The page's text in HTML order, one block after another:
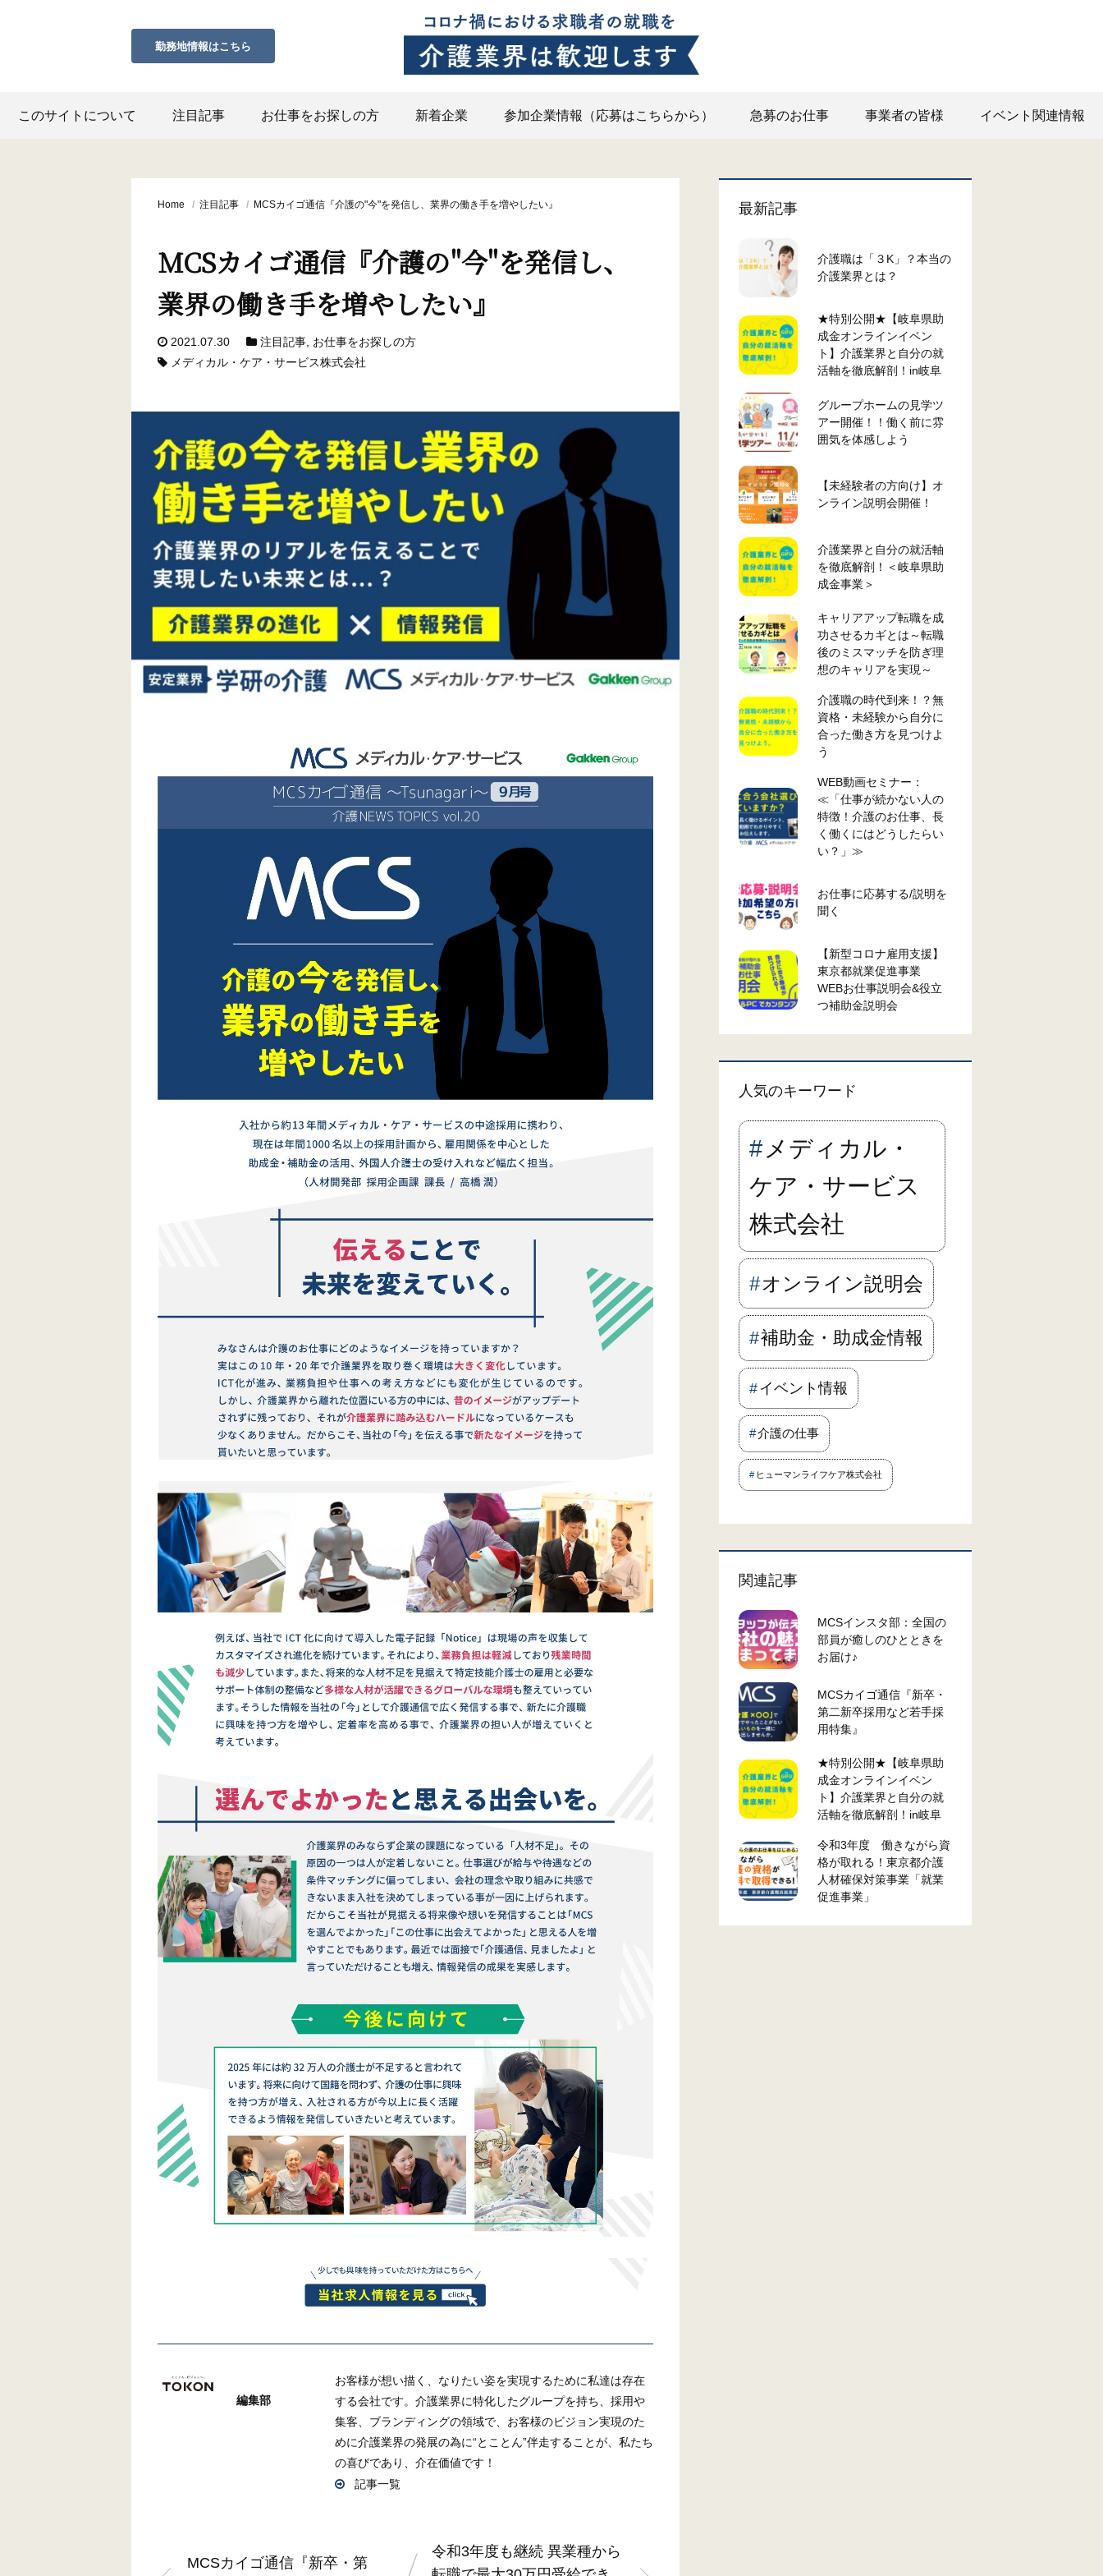
勤務地情報はこちら
このサイトについて 注目記事 お仕事をお探しの方 新着企業 参加企業情報（応募はこちらから） 急募のお仕事 事業者の皆様 イベント関連情報
Home / 注目記事 / MCSカイゴ通信『介護の"今"を発信し、業界の働き手を増やしたい』
MCSカイゴ通信『介護の"今"を発信し、
業界の働き手を増やしたい』
2021.07.30 注目記事 お仕事をお探しの方
メディカル・ケア・サービス株式会社
編集部
お客様が想い描く、なりたい姿を実現するために私達は存在
する会社です。介護業界に特化したグループを持ち、採用や
集客、ブランディングの領域で、お客様のビジョン実現のた
めに介護業界の発展の為に“とことん”伴走することが、私たち
の喜びであり、介在価値です！
記事一覧
MCSカイゴ通信『新卒・第
令和3年度も継続 異業種から
最新記事
介護職は「３K」？本当の
介護業界とは？
★特別公開★【岐阜県助
成金オンラインイベン
ト】介護業界と自分の就
活軸を徹底解剖！in岐阜
グループホームの見学ツ
アー開催！！働く前に雰
囲気を体感しよう
【未経験者の方向け】オ
ンライン説明会開催！
介護業界と自分の就活軸
を徹底解剖！＜岐阜県助
成金事業＞
キャリアアップ転職を成
功させるカギとは～転職
後のミスマッチを防ぎ理
想のキャリアを実現～
介護職の時代到来！？無
資格・未経験から自分に
合った働き方を見つけよ
う
WEB動画セミナー：
≪「仕事が続かない人の
特徴！介護のお仕事、長
く働くにはどうしたらい
い？」≫
お仕事に応募する/説明を
聞く
【新型コロナ雇用支援】
東京都就業促進事業
WEBお仕事説明会&役立
つ補助金説明会
人気のキーワード
メディカル・
ケア・サービス
株式会社
オンライン説明会
補助金・助成金情報
イベント情報
介護の仕事
ヒューマンライフケア株式会社
関連記事
MCSインスタ部：全国の
部員が癒しのひとときを
お届け♪
MCSカイゴ通信『新卒・
第二新卒採用など若手採
用特集』
★特別公開★【岐阜県助
成金オンラインイベン
ト】介護業界と自分の就
活軸を徹底解剖！in岐阜
令和3年度 働きながら資
格が取れる！東京都介護
人材確保対策事業「就業
促進事業」